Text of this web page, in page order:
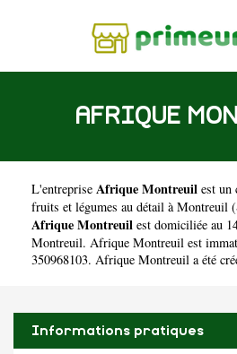
AFRIQUE
L'entreprise Afrique Montreuil est un
fruits et légumes au détail à Montreuil (
Afrique Montreuil est domiciliée au
Montreuil. Afrique Montreuil est
350968103. Afrique Montreuil a été
Informations pratiques